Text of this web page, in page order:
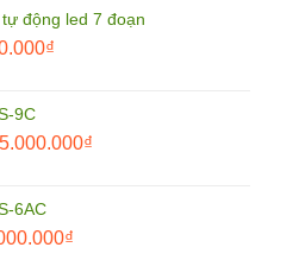
là:
8.500.000₫.
động led 7 đoạn
₫Giá
7.500.000₫.
9C
₫Giá
6AC
₫Giá